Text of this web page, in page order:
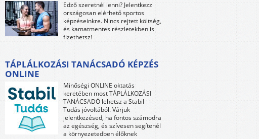
Edző szeretnél lenni? Jelentkezz
országosan elérhető sportos
képzéseinkre. Nincs rejtett költség,
és kamatmentes részletekben is
fizethetsz!
TÁPLÁLKOZÁSI TANÁCSADÓ KÉPZÉS
ONLINE
Minőségi ONLINE oktatás
keretében most TÁPLÁLKOZÁSI
TANÁCSADÓ lehetsz a Stabil
Tudás jóvoltából. Várjuk
jelentkezésed, ha fontos számodra
az egészség, és szívesen segítenél
a környezetedben élőknek